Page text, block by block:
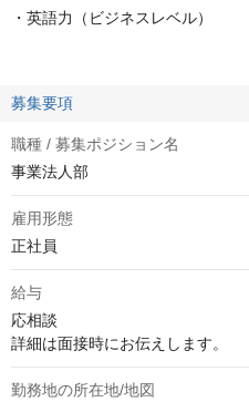
・英語力（ビジネスレベル）
募集要項
職種 / 募集ポジション名
事業法人部
雇用形態
正社員
給与
応相談
詳細は面接時にお伝えします。
勤務地の所在地/地図